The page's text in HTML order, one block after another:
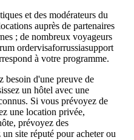
et des modérateurs du
auprès de partenaires
; de nombreux voyageurs
ordervisaforrussiasupport
à votre programme.
besoin d'une preuve de
un hôtel avec une
Si vous prévoyez de
une location privée,
prévoyez des
site réputé pour acheter ou